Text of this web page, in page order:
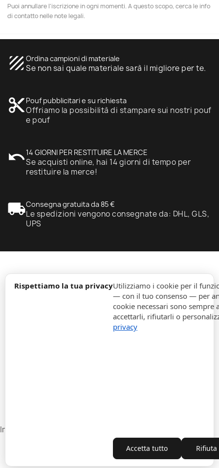
Rispettiamo la tua privacyUtilizziamo i cookie per il
— con il tuo consenso — per
cookie necessari sono
accettarli, rifiutarli o
privacy
Accetta tutto
Puoi annullare l'iscrizione in ogni momenti. A questo scopo, cerca le info
di contatto nelle note legali.
texture Ordina campioni di materiale
Se non sai quale materiale sarà il migliore per te.
content_cut Pouf pubblicitari e su richiesta
Offriamo la possibilità di stampare sui nostri pouf
e pouf
undo14 GIORNI PER RESTITUIRE LA MERCE
Se acquisti online, hai 14 giorni di tempo per
restituire la merce!
local_shippingConsegna gratuita da 85 €
Le spedizioni vengono consegnate da: DHL, GLS,
UPS
expand_more
expand_more
Impostazioni cookie
Recesso dal contratto
Copyright © 2010-2026 ITALPOUF®